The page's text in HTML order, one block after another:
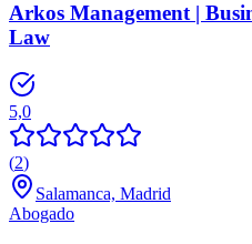
Arkos Management |
Law
5,0
(2)
Salamanca, Madrid
Abogado